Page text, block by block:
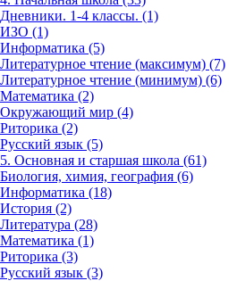
Дневники. 1-4 классы. (1)
ИЗО (1)
Информатика (5)
Литературное чтение (максимум) (7)
Литературное чтение (минимум) (6)
Математика (2)
Окружающий мир (4)
Риторика (2)
Русский язык (5)
5. Основная и старшая школа (61)
Биология, химия, география (6)
Информатика (18)
История (2)
Литература (28)
Математика (1)
Риторика (3)
Русский язык (3)